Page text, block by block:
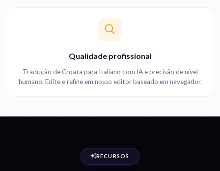
Qualidade profissional
Tradução de Croata para Italiano com IA e precisão de nível
humano. Edite e refine em nosso editor baseado em navegador.
RECURSOS